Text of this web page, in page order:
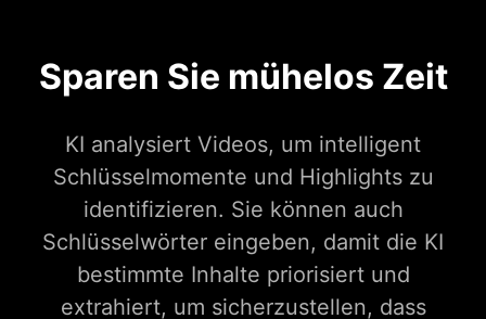
Sparen Sie mühelos Zeit
KI analysiert Videos, um intelligent
Schlüsselmomente und Highlights zu
identifizieren. Sie können auch
Schlüsselwörter eingeben, damit die KI
bestimmte Inhalte priorisiert und
extrahiert, um sicherzustellen, dass